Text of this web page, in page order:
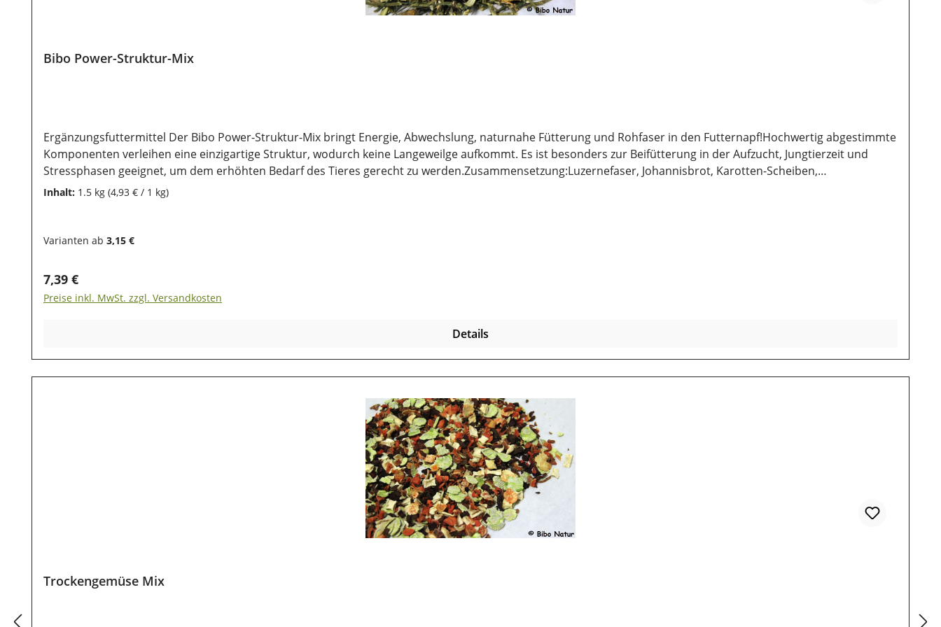
Bibo Power-Struktur-Mix
Ergänzungsfuttermittel Der Bibo Power-Struktur-Mix bringt Energie, Abwechslung, naturnahe Fütterung und Rohfaser in den Futternapf!Hochwertig abgestimmte
Komponenten verleihen eine einzigartige Struktur, wodurch keine Langeweilge aufkommt. Es ist besonders zur Beifütterung in der Aufzucht, Jungtierzeit und
Stressphasen geeignet, um dem erhöhten Bedarf des Tieres gerecht zu werden.Zusammensetzung:Luzernefaser, Johannisbrot, Karotten-Scheiben,
Gerstenflocken, Petersilienstiele, Apfelstücke, Kamillenblüten, Pfefferminzstiele, Oregano, Ringelblumenblüten, Weidenrinde, Dinkel im Spelz,
Inhalt: 1.5 kg (4,93 € / 1 kg)
Varianten ab 3,15 €
Regulärer Preis:
7,39 €
Preise inkl. MwSt. zzgl. Versandkosten
Details
Trockengemüse Mix